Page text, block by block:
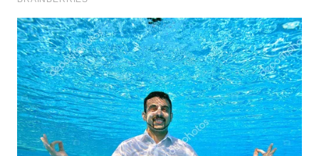
WN
LABUANBAJO
WN
BORNEO
Wahana
Media